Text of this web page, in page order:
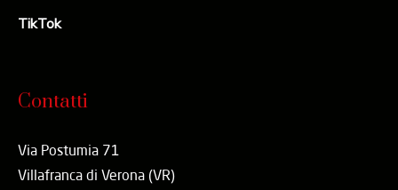
TikTok
Contatti
Via Postumia 71
Villafranca di Verona (VR)